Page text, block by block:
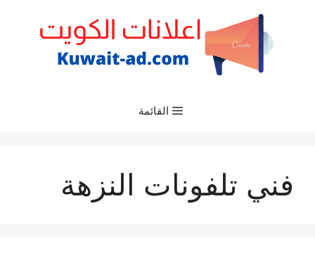
القائمة
فني تلفونات النزهة